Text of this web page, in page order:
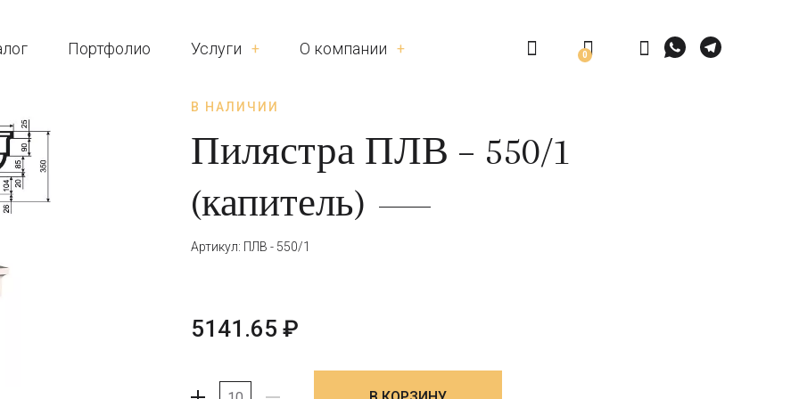
Портфолио Услуги О компании 0
В НАЛИЧИИ
Пилястра ПЛВ – 550/1
(капитель)
Артикул: ПЛВ - 550/1
5141.65 ₽